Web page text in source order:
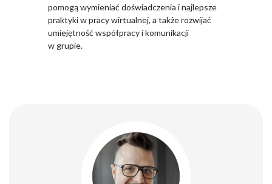
pomogą wymieniać doświadczenia i najlepsze
praktyki w pracy wirtualnej, a także rozwijać
umiejętność współpracy i komunikacji
w grupie.